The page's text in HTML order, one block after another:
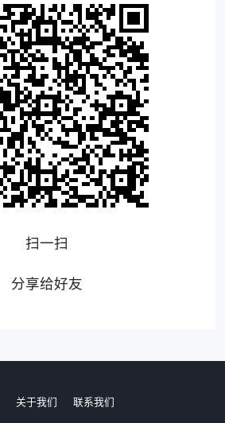
扫一扫
分享给好友
关于我们 联系我们